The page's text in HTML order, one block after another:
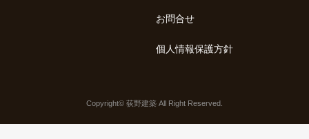
お問合せ
個人情報保護方針
Copyright© 荻野建築 All Right Reserved.